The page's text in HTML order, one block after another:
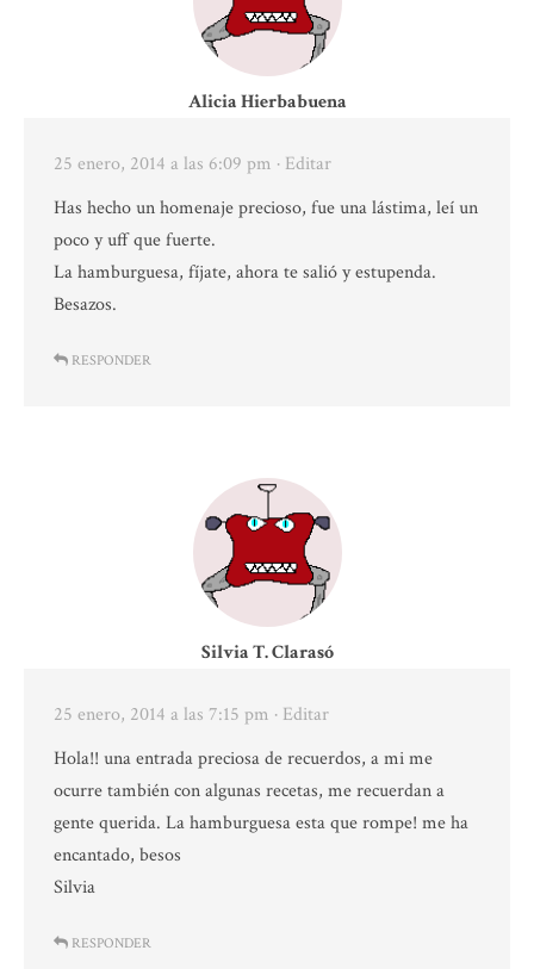
Alicia Hierbabuena
25 enero, 2014 a las 6:09 pm · Editar
Has hecho un homenaje precioso, fue una lástima, leí un
poco y uff que fuerte.
La hamburguesa, fíjate, ahora te salió y estupenda.
Besazos.
RESPONDER
Silvia T. Clarasó
25 enero, 2014 a las 7:15 pm · Editar
Hola!! una entrada preciosa de recuerdos, a mi me
ocurre también con algunas recetas, me recuerdan a
gente querida. La hamburguesa esta que rompe! me ha
encantado, besos
Silvia
RESPONDER